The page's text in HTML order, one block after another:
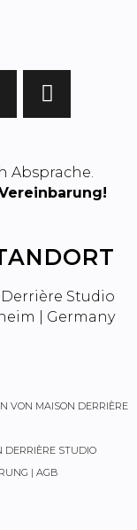
Absprache.
Studio
| Germany
VON MAISON DERRIÈRE
DERRIÈRE STUDIO
| AGB